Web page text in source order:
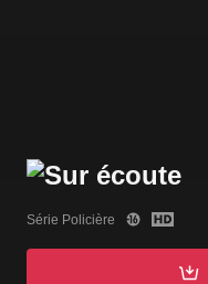
Série Policière